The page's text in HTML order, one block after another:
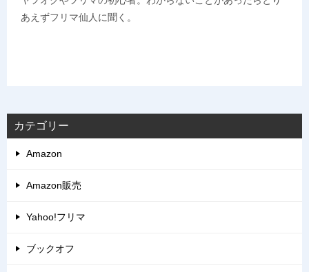
あえずフリマ仙人に聞く。
カテゴリー
Amazon
Amazon販売
Yahoo!フリマ
ブックオフ